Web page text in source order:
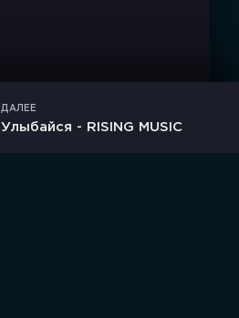
ДАЛЕЕ
Улыбайся - RISING MUSIC